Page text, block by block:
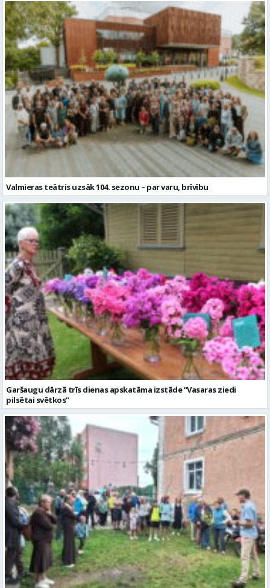
Valmieras teātris uzsāk 104. sezonu – par varu, brīvību
Garšaugu dārzā trīs dienas apskatāma izstāde “Vasaras ziedi
pilsētai svētkos”
Valmieras dzimšanas diena sākas ar Krāču kakta svētkiem